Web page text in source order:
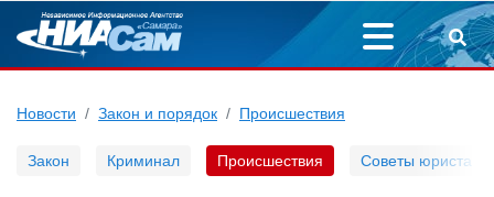
Новости Закон и порядок Происшествия
Закон Криминал Происшествия Советы юриста